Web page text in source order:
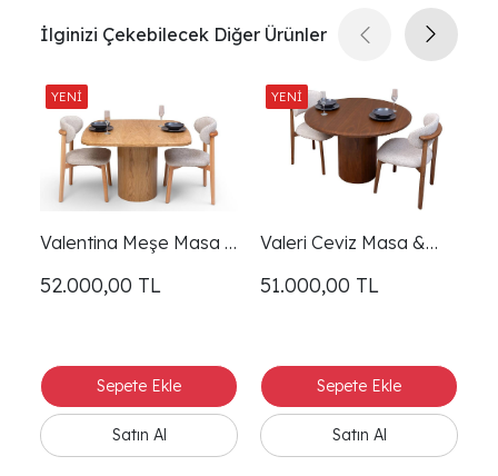
İlginizi Çekebilecek Diğer Ürünler
Valentina Meşe Masa &
52.000,00 TL
Valeri Ceviz Masa &
51.000,00 TL